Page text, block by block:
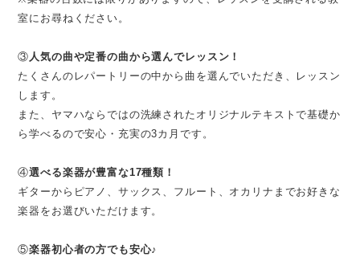
室にお尋ねください。
③ 人気の曲や定番の曲から選んでレッスン！
たくさんのレパートリーの中から曲を選んでいただき、レッスン
します。
また、ヤマハならではの洗練されたオリジナルテキストで基礎か
ら学べるので安心・充実の3カ月です。
④選べる楽器が豊富な17種類！
ギターからピアノ、サックス、フルート、オカリナまでお好きな
楽器をお選びいただけます。
⑤楽器初心者の方でも安心♪